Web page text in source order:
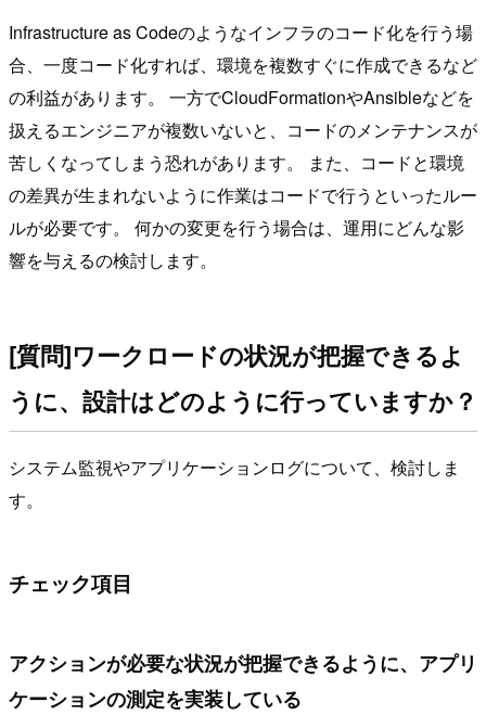
Infrastructure as Codeのようなインフラのコード化を行う場
合、一度コード化すれば、環境を複数すぐに作成できるなど
の利益があります。 一方でCloudFormationやAnsibleなどを
扱えるエンジニアが複数いないと、コードのメンテナンスが
苦しくなってしまう恐れがあります。 また、コードと環境
の差異が生まれないように作業はコードで行うといったルー
ルが必要です。 何かの変更を行う場合は、運用にどんな影
響を与えるの検討します。
[質問]ワークロードの状況が把握できるよ
うに、設計はどのように行っていますか？
システム監視やアプリケーションログについて、検討しま
す。
チェック項目
アクションが必要な状況が把握できるように、アプリ
ケーションの測定を実装している